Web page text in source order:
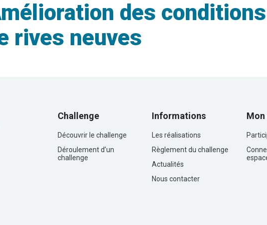
des
rives neuves
Challenge
Découvrir le challenge
Déroulement d’un
challenge
Informations
Les réalisations
Règlement du challenge
Actualités
Nous contacter
Mon